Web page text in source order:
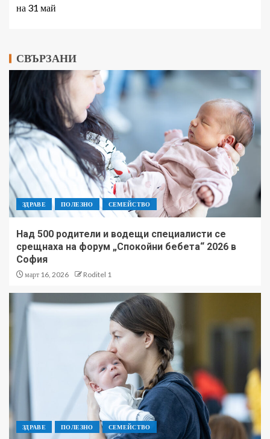
на 31 май
СВЪРЗАНИ
ЗДРАВЕ ПОЛЕЗНО СЕМЕЙСТВО
Над 500 родители и водещи специалисти се
срещнаха на форум „Спокойни бебета“ 2026 в
София
март 16, 2026 Roditel 1
ЗДРАВЕ ПОЛЕЗНО СЕМЕЙСТВО